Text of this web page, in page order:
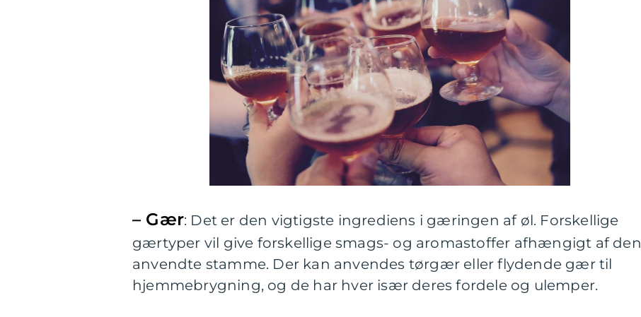
– Gær: Det er den vigtigste ingrediens i gæringen af øl. Forskellige
gærtyper vil give forskellige smags- og aromastoffer afhængigt af den
anvendte stamme. Der kan anvendes tørgær eller flydende gær til
hjemmebrygning, og de har hver især deres fordele og ulemper.